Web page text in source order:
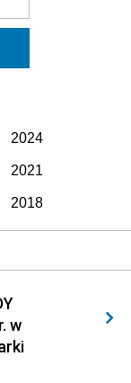
2024
2021
2018
2015
2012
2009
2006
w